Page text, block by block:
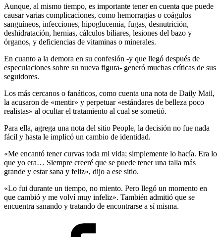
Aunque, al mismo tiempo, es importante tener en cuenta que puede
causar varias complicaciones, como hemorragias o coágulos
sanguíneos, infecciones, hipoglucemia, fugas, desnutrición,
deshidratación, hernias, cálculos biliares, lesiones del bazo y
órganos, y deficiencias de vitaminas o minerales.
En cuanto a la demora en su confesión -y que llegó después de
especulaciones sobre su nueva figura- generó muchas críticas de sus
seguidores.
Los más cercanos o fanáticos, como cuenta una nota de Daily Mail,
la acusaron de «mentir» y perpetuar «estándares de belleza poco
realistas» al ocultar el tratamiento al cual se sometió.
Para ella, agrega una nota del sitio People, la decisión no fue nada
fácil y hasta le implicó un cambio de identidad.
«Me encantó tener curvas toda mi vida; simplemente lo hacía. Era lo
que yo era… Siempre creeré que se puede tener una talla más
grande y estar sana y feliz», dijo a ese sitio.
«Lo fui durante un tiempo, no miento. Pero llegó un momento en
que cambió y me volví muy infeliz». También admitió que se
encuentra sanando y tratando de encontrarse a sí misma.